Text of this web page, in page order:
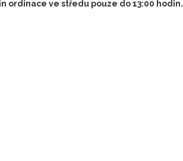
ordinace ve středu pouze do 13:00 hodin.